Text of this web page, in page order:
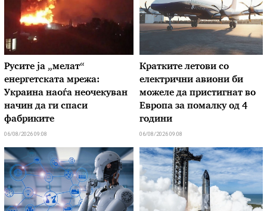
Русите ја „мелат“
енергетската мрежа:
Украина наоѓа неочекуван
начин да ги спаси
фабриките
06/08/2026 09:08
Кратките летови со
електрични авиони би
можеле да пристигнат во
Европа за помалку од 4
години
06/08/2026 09:08